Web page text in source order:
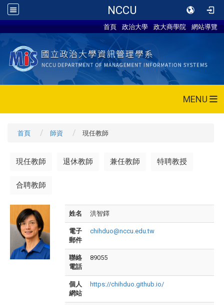
NCCU
首頁 政治大學 政大商學院 網站導覽
MENU
首頁 師資 現任教師
現任教師 退休教師 兼任教師 特聘教授
合聘教師
姓名 洪智鐸
電子
郵件
chihduo@nccu.edu.tw
聯絡
電話
89055
個人
網站
https://chihduo.github.io/